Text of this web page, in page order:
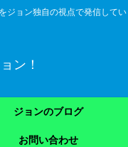
ジョン独自の視点で発信してい
ン！
ジョンのブログ
お問い合わせ